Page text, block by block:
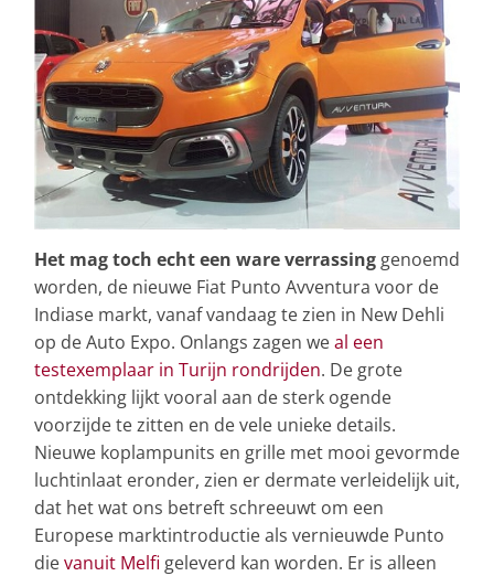
Het mag toch echt een ware verrassing genoemd
worden, de nieuwe Fiat Punto Avventura voor de
Indiase markt, vanaf vandaag te zien in New Dehli
op de Auto Expo. Onlangs zagen weal een
testexemplaar in Turijn rondrijden. De grote
ontdekking lijkt vooral aan de sterk ogende
voorzijde te zitten en de vele unieke details.
Nieuwe koplampunits en grille met mooi gevormde
luchtinlaat eronder, zien er dermate verleidelijk uit,
dat het wat ons betreft schreeuwt om een
Europese marktintroductie als vernieuwde Punto
dievanuit Melfi geleverd kan worden. Er is alleen